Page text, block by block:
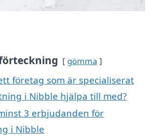
gömma
företag som är specialiserat
i Nibble hjälpa till med?
3 erbjudanden för
i Nibble